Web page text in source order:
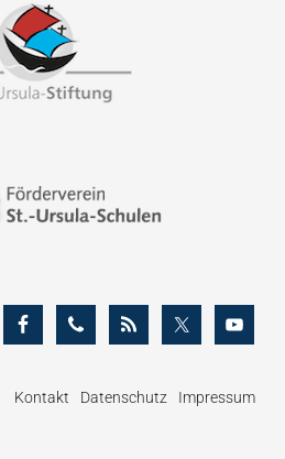
Kontakt Datenschutz Impressum